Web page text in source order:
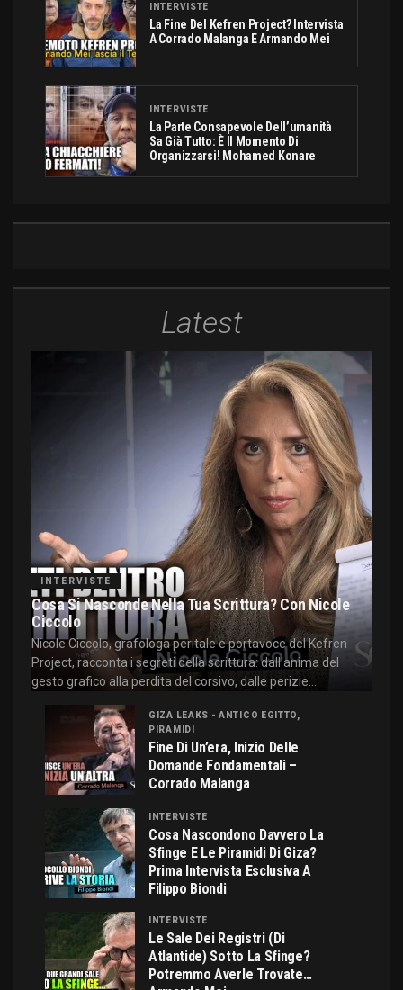
INTERVISTE
La Fine Del Kefren Project? Intervista
A Corrado Malanga E Armando Mei
INTERVISTE
La Parte Consapevole Dell’umanità
Sa Già Tutto: È Il Momento Di
Organizzarsi! Mohamed Konare
Latest
INTERVISTE
Cosa Si Nasconde Nella Tua Scrittura? Con Nicole
Ciccolo
Nicole Ciccolo, grafologa peritale e portavoce del Kefren
Project, racconta i segreti della scrittura: dall'anima del
gesto grafico alla perdita del corsivo, dalle perizie...
GIZA LEAKS - ANTICO EGITTO,
PIRAMIDI
Fine Di Un’era, Inizio Delle
Domande Fondamentali –
Corrado Malanga
INTERVISTE
Cosa Nascondono Davvero La
Sfinge E Le Piramidi Di Giza?
Prima Intervista Esclusiva A
Filippo Biondi
INTERVISTE
Le Sale Dei Registri (di
Atlantide) Sotto La Sfinge?
Potremmo Averle Trovate…